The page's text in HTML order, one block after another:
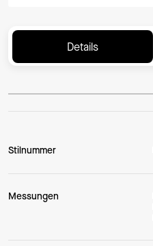
Details
Stilnummer
Messungen